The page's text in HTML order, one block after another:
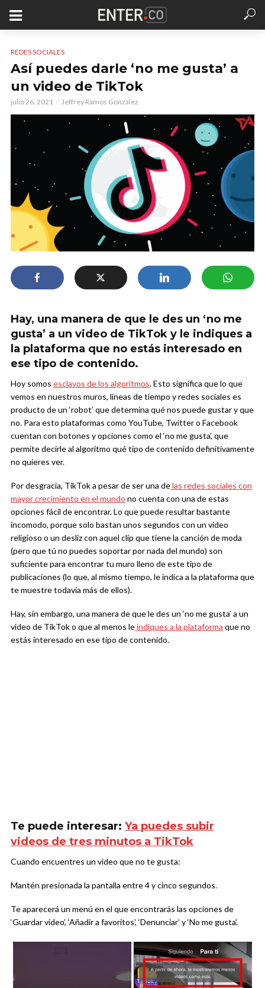
REDES SOCIALES
Así puedes darle ‘no me gusta’ a
un video de TikTok
julio 26, 2021 Jeffrey Ramos González
Hay, una manera de que le des un ‘no me
gusta’ a un video de TikTok y le indiques a
la plataforma que no estás interesado en
ese tipo de contenido.
Hoy somos esclavos de los algoritmos. Esto significa que lo que
vemos en nuestros muros, líneas de tiempo y redes sociales es
producto de un ‘robot’ que determina qué nos puede gustar y que
no. Para esto plataformas como YouTube, Twitter o Facebook
cuentan con botones y opciones como el ‘no me gusta’, que
permite decirle al algoritmo qué tipo de contenido definitivamente
no quieres ver.
Por desgracia, TikTok a pesar de ser una delas redes sociales con
mayor crecimiento en el mundo no cuenta con una de estas
opciones fácil de encontrar. Lo que puede resultar bastante
incomodo, porque solo bastan unos segundos con un video
religioso o un desliz con aquel clip que tiene la canción de moda
(pero que tú no puedes soportar por nada del mundo) son
suficiente para encontrar tu muro lleno de este tipo de
publicaciones (lo que, al mismo tiempo, le indica a la plataforma que
te muestre todavía más de ellos).
Hay, sin embargo, una manera de que le des un ‘no me gusta’ a un
video de TikTok o que al menos leindiques a la plataforma que no
estás interesado en ese tipo de contenido.
Te puede interesar: Ya puedes subir
videos de tres minutos a TikTok
Cuando encuentres un video que no te gusta:
Mantén presionada la pantalla entre 4 y cinco segundos.
Te aparecerá un menú en el que encontrarás las opciones de
‘Guardar video’, ‘Añadir a favoritos’, ‘Denunciar’ y ‘No me gusta’.